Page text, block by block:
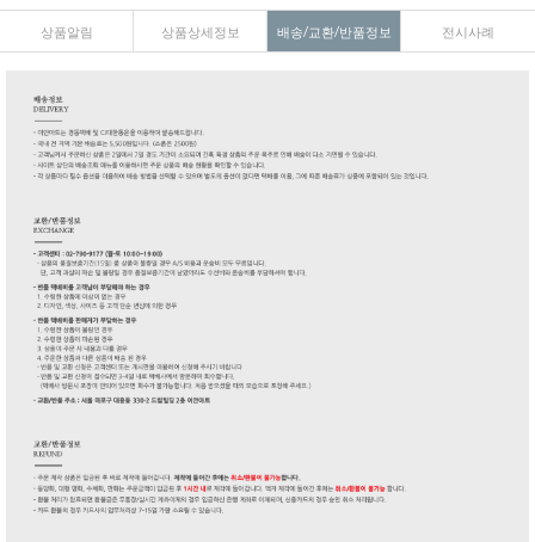
상품알림 상품상세정보 배송/교환/반품정보 전시사례